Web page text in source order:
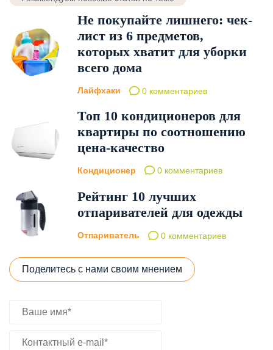
Не покупайте лишнего: чек-
лист из 6 предметов,
которых хватит для уборки
всего дома
Лайфхаки 0 комментариев
Топ 10 кондиционеров для
квартиры по соотношению
цена-качество
Кондиционер 0 комментариев
Рейтинг 10 лучших
отпаривателей для одежды
Отпариватель 0 комментариев
Поделитесь с нами своим мнением